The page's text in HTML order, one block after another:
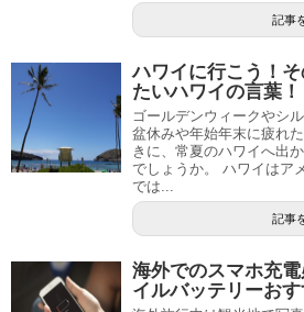
記事
ハワイに行こう！
たいハワイの言葉！
ゴールデンウィークやシ
盆休みや年始年末に疲れ
きに、常夏のハワイへ出
でしょうか。 ハワイはア
では...
記事
海外でのスマホ充
イルバッテリーおす